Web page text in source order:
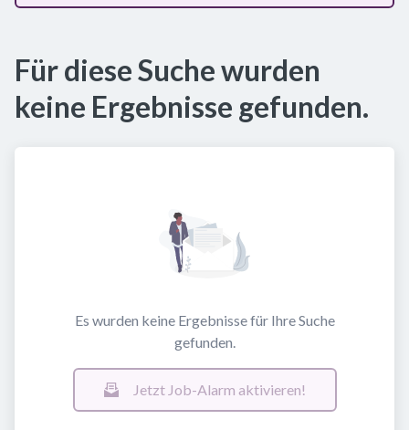
Für diese Suche wurden
keine Ergebnisse gefunden.
Es wurden keine Ergebnisse für Ihre Suche
gefunden.
Jetzt Job-Alarm aktivieren!